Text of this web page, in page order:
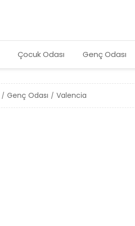
Çocuk Odası Genç Odası
Genç Odası Valencia